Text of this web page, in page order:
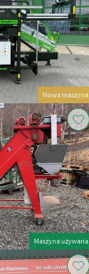
Nowa maszyna
Maszyna używana